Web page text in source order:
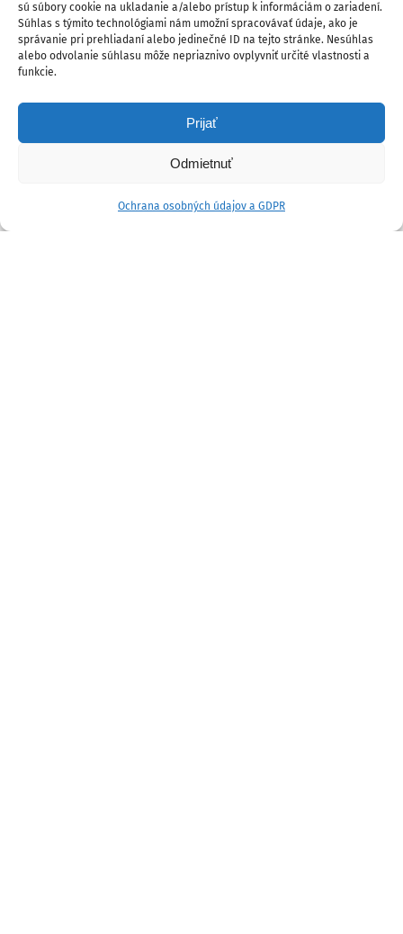
sú súbory cookie na ukladanie a/alebo prístup k informáciám o zariadení.
Súhlas s týmito technológiami nám umožní spracovávať údaje, ako je
správanie pri prehliadaní alebo jedinečné ID na tejto stránke. Nesúhlas
alebo odvolanie súhlasu môže nepriaznivo ovplyvniť určité vlastnosti a
funkcie.
Prijať
Odmietnuť
Ochrana osobných údajov a GDPR